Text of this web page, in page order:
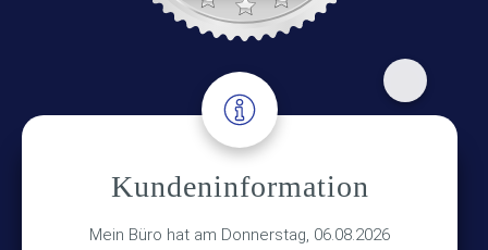
Kundeninformation
Mein Büro hat am Donnerstag, 06.08.2026
Adresse
Versicherungsmakler Haberkamp GmbH
Hinterkampstr.1a